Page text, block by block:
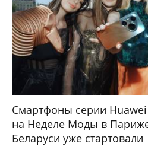
Смартфоны серии Huawei
на Неделе Моды в
Беларуси уже стартовали